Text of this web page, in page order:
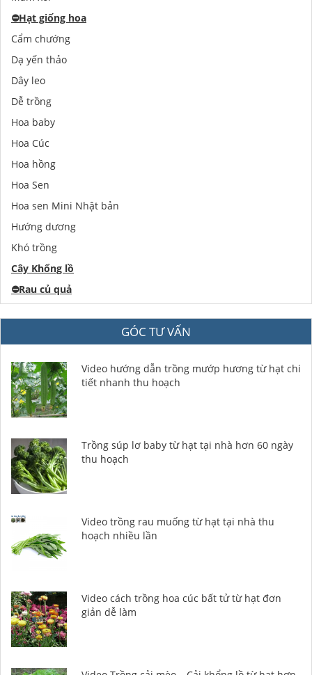
⛔️Hạt giống hoa
Cẩm chướng
Dạ yến thảo
Dây leo
Dễ trồng
Hoa baby
Hoa Cúc
Hoa hồng
Hoa Sen
Hoa sen Mini Nhật bản
Hướng dương
Khó trồng
Cây Khổng lồ
⛔️Rau củ quả
GÓC TƯ VẤN
Video hướng dẫn trồng mướp hương từ hạt chi
tiết nhanh thu hoạch
Trồng súp lơ baby từ hạt tại nhà hơn 60 ngày
thu hoạch
Video trồng rau muống từ hạt tại nhà thu
hoạch nhiều lần
Video cách trồng hoa cúc bất tử từ hạt đơn
giản dễ làm